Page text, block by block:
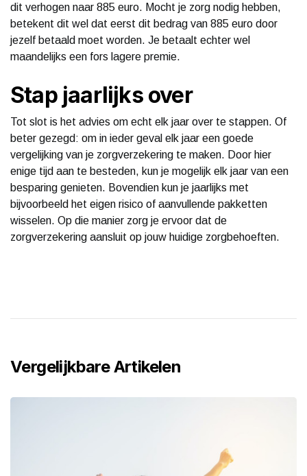
dit verhogen naar 885 euro. Mocht je zorg nodig hebben,
betekent dit wel dat eerst dit bedrag van 885 euro door
jezelf betaald moet worden. Je betaalt echter wel
maandelijks een fors lagere premie.
Stap jaarlijks over
Tot slot is het advies om echt elk jaar over te stappen. Of
beter gezegd: om in ieder geval elk jaar een goede
vergelijking van je zorgverzekering te maken. Door hier
enige tijd aan te besteden, kun je mogelijk elk jaar van een
besparing genieten. Bovendien kun je jaarlijks met
bijvoorbeeld het eigen risico of aanvullende pakketten
wisselen. Op die manier zorg je ervoor dat de
zorgverzekering aansluit op jouw huidige zorgbehoeften.
Vergelijkbare Artikelen